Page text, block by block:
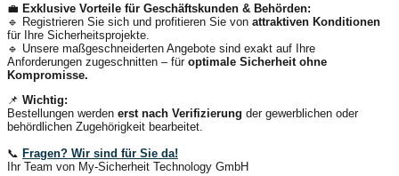
💼 Exklusive Vorteile für Geschäftskunden & Behörden:
🔹 Registrieren Sie sich und profitieren Sie von attraktiven Konditionen
für Ihre Sicherheitsprojekte.
🔹 Unsere maßgeschneiderten Angebote sind exakt auf Ihre
Anforderungen zugeschnitten – für optimale Sicherheit ohne
Kompromisse.
📌 Wichtig:
Bestellungen werden erst nach Verifizierung der gewerblichen oder
behördlichen Zugehörigkeit bearbeitet.
📞 Fragen? Wir sind für Sie da!
Ihr Team von My-Sicherheit Technology GmbH